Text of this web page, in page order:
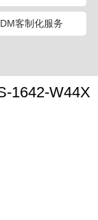
客制化服务
1642-W44X